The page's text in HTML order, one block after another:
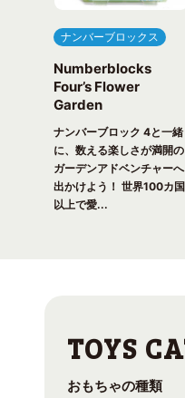
ナンバーブロックス
Numberblocks
Four’s Flower
Garden
ナンバーブロック 4と一緒
に、数える楽しさが満開の
ガーデンアドベンチャーへ
出かけよう！ 世界100カ国
以上で愛...
おもちゃの種類